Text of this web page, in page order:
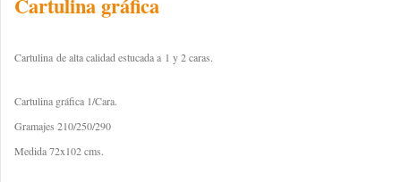
Cartulina gráfica
Cartulina de alta calidad estucada a 1 y 2 caras.
Cartulina gráfica 1/Cara.
Gramajes 210/250/290
Medida 72x102 cms.